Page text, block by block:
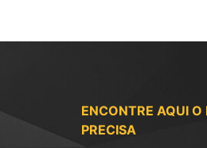
ENCONTRE AQUI
PRECISA